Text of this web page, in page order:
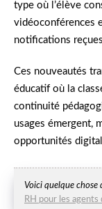
type où l’élève
vidéoconférences
notifications
Ces nouveautés
éducatif où la
continuité
usages émergent,
opportunités
Voici quelque chose
RH pour les agents